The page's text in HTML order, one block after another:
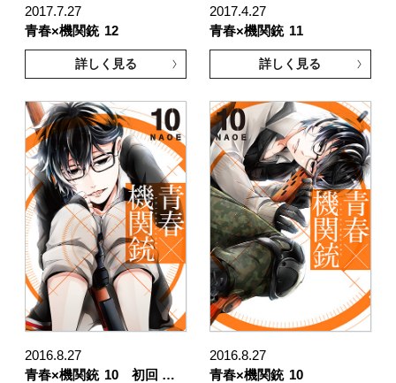
2017.7.27
青春×機関銃 12
詳しく見る
2017.4.27
青春×機関銃 11
詳しく見る
2016.8.27
青春×機関銃 10 初回 …
2016.8.27
青春×機関銃 10